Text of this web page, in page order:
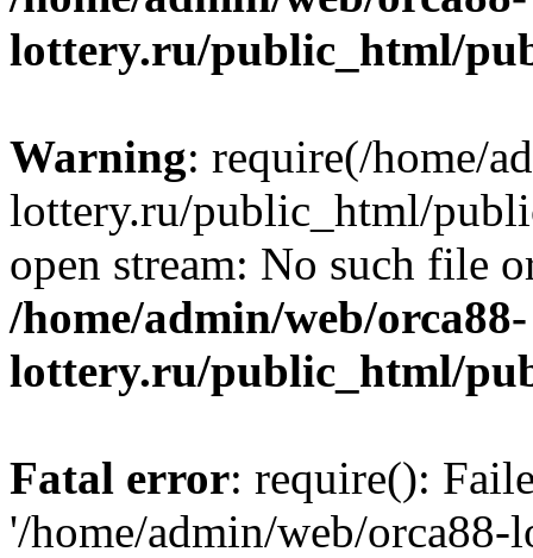
lottery.ru/public_html/
Warning: require(/home/
lottery.ru/public_html/
open stream: No such file
/home/admin/web/orca88-
lottery.ru/public_html/
Fatal error: require():
'/home/admin/web/